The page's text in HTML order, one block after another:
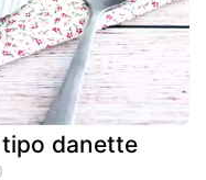
danette